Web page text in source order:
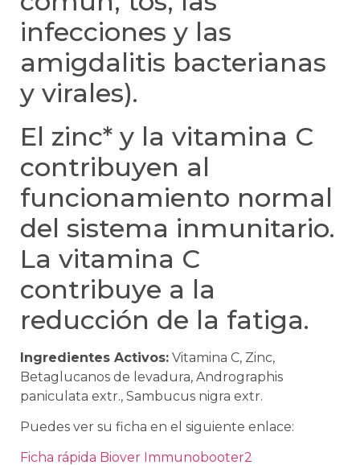
infecciones y las
amigdalitis bacterianas
y virales).
El zinc* y la vitamina C
contribuyen al
funcionamiento normal
del sistema inmunitario.
La vitamina C
contribuye a la
reducción de la fatiga.
Ingredientes Activos: Vitamina C, Zinc,
Betaglucanos de levadura, Andrographis
paniculata extr., Sambucus nigra extr.
Puedes ver su ficha en el siguiente enlace:
Ficha rápida Biover Immunobooter2